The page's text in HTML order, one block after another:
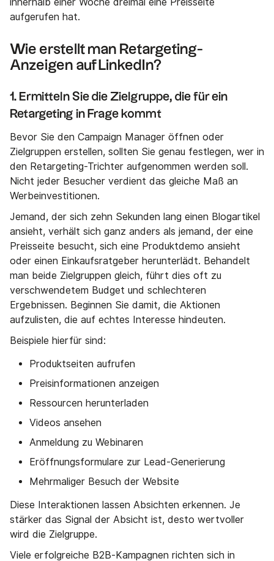
aufgerufen hat.
Wie erstellt man Retargeting-
Anzeigen auf LinkedIn?
1. Ermitteln Sie die Zielgruppe, die für ein
Retargeting in Frage kommt
Bevor Sie den Campaign Manager öffnen oder
Zielgruppen erstellen, sollten Sie genau festlegen, wer in
den Retargeting-Trichter aufgenommen werden soll.
Nicht jeder Besucher verdient das gleiche Maß an
Werbeinvestitionen.
Jemand, der sich zehn Sekunden lang einen Blogartikel
ansieht, verhält sich ganz anders als jemand, der eine
Preisseite besucht, sich eine Produktdemo ansieht
oder einen Einkaufsratgeber herunterlädt. Behandelt
man beide Zielgruppen gleich, führt dies oft zu
verschwendetem Budget und schlechteren
Ergebnissen. Beginnen Sie damit, die Aktionen
aufzulisten, die auf echtes Interesse hindeuten.
Beispiele hierfür sind:
Produktseiten aufrufen
Preisinformationen anzeigen
Ressourcen herunterladen
Videos ansehen
Anmeldung zu Webinaren
Eröffnungsformulare zur Lead-Generierung
Mehrmaliger Besuch der Website
Diese Interaktionen lassen Absichten erkennen. Je
stärker das Signal der Absicht ist, desto wertvoller
wird die Zielgruppe.
Viele erfolgreiche B2B-Kampagnen richten sich in